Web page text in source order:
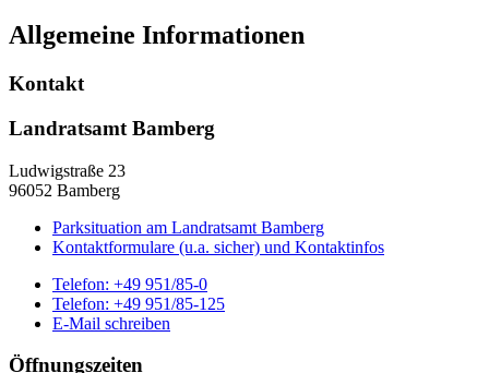
Allgemeine Informationen
Kontakt
Landratsamt Bamberg
Ludwigstraße 23
96052 Bamberg
Parksituation am Landratsamt Bamberg
Kontaktformulare (u.a. sicher) und Kontaktinfos
Telefon: +49 951/85-0
Telefon: +49 951/85-125
E-Mail schreiben
Öffnungszeiten